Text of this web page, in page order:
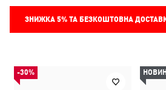
ЗНИЖКА 5%ТА БЕЗКОШТОВНА
-30%